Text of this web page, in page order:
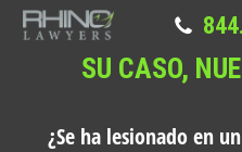
SU CASO,
¿Se ha lesionado en